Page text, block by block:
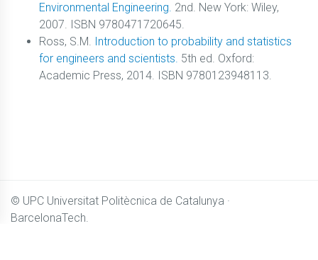
Environmental Engineering. 2nd. New York: Wiley,
2007. ISBN 9780471720645.
Ross, S.M. Introduction to probability and statistics
for engineers and scientists. 5th ed. Oxford:
Academic Press, 2014. ISBN 9780123948113.
© UPC Universitat Politècnica de Catalunya ·
BarcelonaTech.